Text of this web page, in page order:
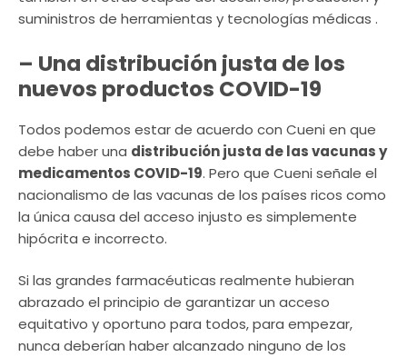
suministros de herramientas y tecnologías médicas .
– Una distribución justa de los
nuevos productos COVID-19
Todos podemos estar de acuerdo con Cueni en que
debe haber una distribución justa de las vacunas y
medicamentos COVID-19. Pero que Cueni señale el
nacionalismo de las vacunas de los países ricos como
la única causa del acceso injusto es simplemente
hipócrita e incorrecto.
Si las grandes farmacéuticas realmente hubieran
abrazado el principio de garantizar un acceso
equitativo y oportuno para todos, para empezar,
nunca deberían haber alcanzado ninguno de los